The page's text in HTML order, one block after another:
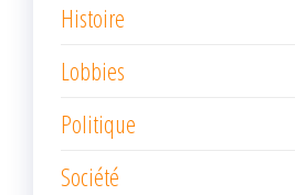
Histoire
Lobbies
Politique
Société